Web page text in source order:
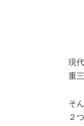
現
重
そ
２